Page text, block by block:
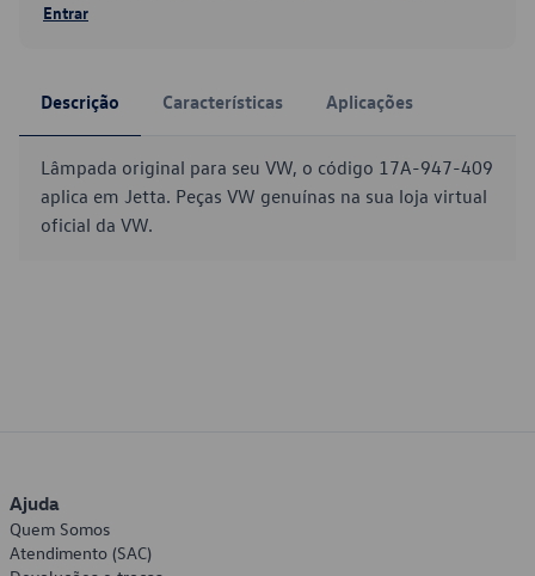
Entrar
Descrição Características Aplicações
Lâmpada original para seu VW, o código 17A-947-409
aplica em Jetta. Peças VW genuínas na sua loja virtual
oficial da VW.
Ajuda
Quem Somos
Atendimento (SAC)